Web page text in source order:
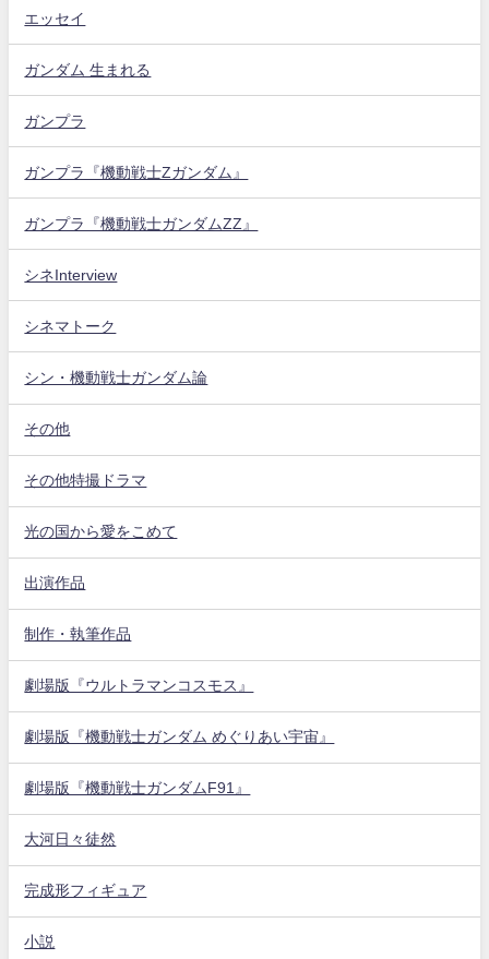
エッセイ
ガンダム 生まれる
ガンプラ
ガンプラ『機動戦士Zガンダム』
ガンプラ『機動戦士ガンダムZZ』
シネInterview
シネマトーク
シン・機動戦士ガンダム論
その他
その他特撮ドラマ
光の国から愛をこめて
出演作品
制作・執筆作品
劇場版『ウルトラマンコスモス』
劇場版『機動戦士ガンダム めぐりあい宇宙』
劇場版『機動戦士ガンダムF91』
大河日々徒然
完成形フィギュア
小説